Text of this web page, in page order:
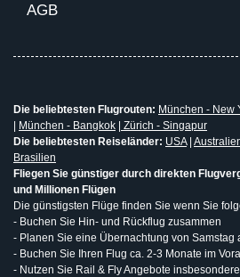
AGB
Die beliebtesten Flugrouten: München - New
München - Bangkok
Zürich - Singapur
Die beliebtesten Reiseländer: USA|
Brasilien
Fliegen Sie günstiger durch direkten
und Millionen Flügen
Die günstigsten Flüge finden Sie wenn Sie
- Buchen Sie Hin- und Rückflug zusammen
- Planen Sie eine Übernachtung von Samstag
- Buchen Sie Ihren Flug ca. 2-3 Monate im
- Nutzen Sie Rail & Fly Angebote